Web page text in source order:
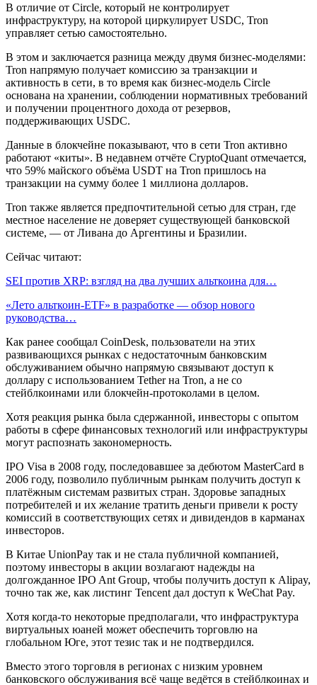
В отличие от Circle, который не контролирует
инфраструктуру, на которой циркулирует USDC, Tron
управляет сетью самостоятельно.
В этом и заключается разница между двумя бизнес-моделями:
Tron напрямую получает комиссию за транзакции и
активность в сети, в то время как бизнес-модель Circle
основана на хранении, соблюдении нормативных требований
и получении процентного дохода от резервов,
поддерживающих USDC.
Данные в блокчейне показывают, что в сети Tron активно
работают «киты». В недавнем отчёте CryptoQuant отмечается,
что 59% майского объёма USDT на Tron пришлось на
транзакции на сумму более 1 миллиона долларов.
Tron также является предпочтительной сетью для стран, где
местное население не доверяет существующей банковской
системе, — от Ливана до Аргентины и Бразилии.
Сейчас читают:
SEI против XRP: взгляд на два лучших альткоина для…
«Лето альткоин-ETF» в разработке — обзор нового
руководства…
Как ранее сообщал CoinDesk, пользователи на этих
развивающихся рынках с недостаточным банковским
обслуживанием обычно напрямую связывают доступ к
доллару с использованием Tether на Tron, а не со
стейблкоинами или блокчейн-протоколами в целом.
Хотя реакция рынка была сдержанной, инвесторы с опытом
работы в сфере финансовых технологий или инфраструктуры
могут распознать закономерность.
IPO Visa в 2008 году, последовавшее за дебютом MasterCard в
2006 году, позволило публичным рынкам получить доступ к
платёжным системам развитых стран. Здоровье западных
потребителей и их желание тратить деньги привели к росту
комиссий в соответствующих сетях и дивидендов в карманах
инвесторов.
В Китае UnionPay так и не стала публичной компанией,
поэтому инвесторы в акции возлагают надежды на
долгожданное IPO Ant Group, чтобы получить доступ к Alipay,
точно так же, как листинг Tencent дал доступ к WeChat Pay.
Хотя когда-то некоторые предполагали, что инфраструктура
виртуальных юаней может обеспечить торговлю на
глобальном Юге, этот тезис так и не подтвердился.
Вместо этого торговля в регионах с низким уровнем
банковского обслуживания всё чаще ведётся в стейблкоинах и